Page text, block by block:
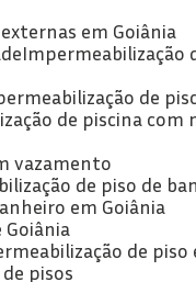
em Goiânia
Impermeabilização
de
de piscina
vazamento
de piso de
em Goiânia
Goiânia
de
pisos